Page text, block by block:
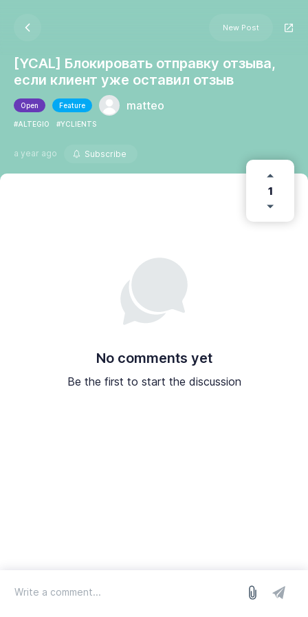
New Post
[YCAL] Блокировать отправку отзыва,
если клиент уже оставил отзыв
Open Feature matteo
#ALTEGIO #YCLIENTS
a year ago Subscribe
1
No comments yet
Be the first to start the discussion